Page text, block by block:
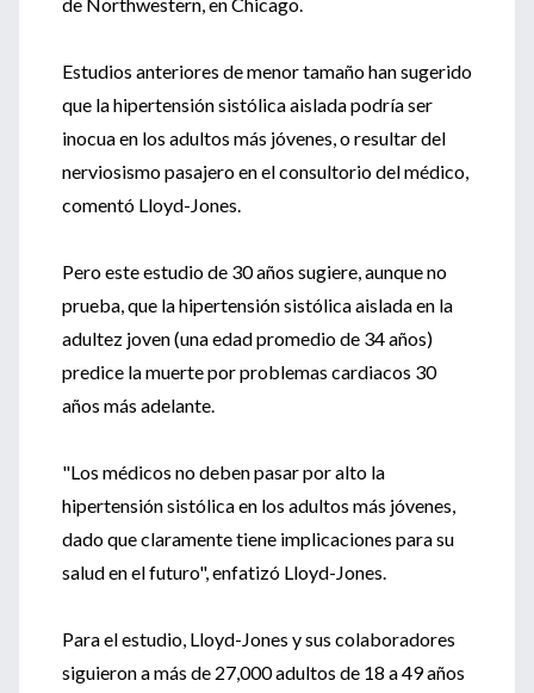
Estudios anteriores de menor tamaño han sugerido
que la hipertensión sistólica aislada podría ser
inocua en los adultos más jóvenes, o resultar del
nerviosismo pasajero en el consultorio del médico,
comentó Lloyd-Jones.
Pero este estudio de 30 años sugiere, aunque no
prueba, que la hipertensión sistólica aislada en la
adultez joven (una edad promedio de 34 años)
predice la muerte por problemas cardiacos 30
años más adelante.
"Los médicos no deben pasar por alto la
hipertensión sistólica en los adultos más jóvenes,
dado que claramente tiene implicaciones para su
salud en el futuro", enfatizó Lloyd-Jones.
Para el estudio, Lloyd-Jones y sus colaboradores
siguieron a más de 27,000 adultos de 18 a 49 años